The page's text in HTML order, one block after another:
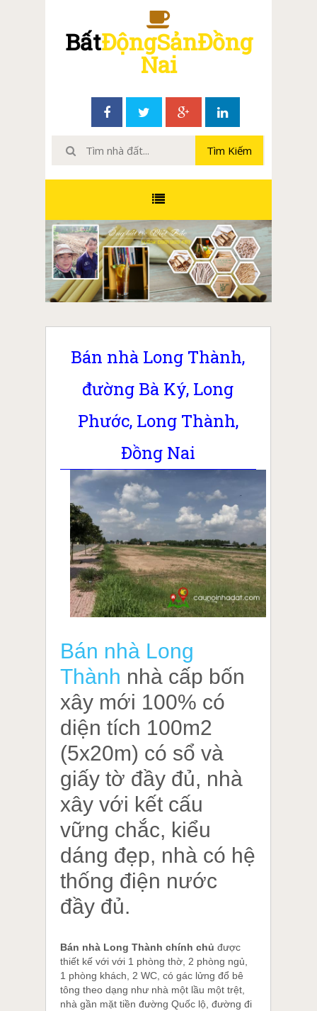
BấtĐộngSảnĐồng
Nai
Bán nhà Long Thành,
đường Bà Ký, Long
Phước, Long Thành,
Đồng Nai
Bán nhà Long
Thành nhà cấp bốn
xây mới 100% có
diện tích 100m2
(5x20m) có sổ và
giấy tờ đầy đủ, nhà
xây với kết cấu
vững chắc, kiểu
dáng đẹp, nhà có hệ
thống điện nước
đầy đủ.
Bán nhà Long Thành chính chủ được
thiết kế với với 1 phòng thờ, 2 phòng ngủ,
1 phòng khách, 2 WC, có gác lửng đổ bê
tông theo dạng như nhà một lầu một trệt,
nhà gần mặt tiền đường Quốc lộ, đường đi